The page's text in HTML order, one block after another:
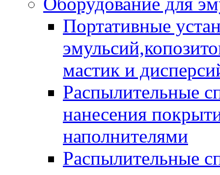
Портативные
мастик и
Распылительные
нанесения
наполнителями
Распылительные